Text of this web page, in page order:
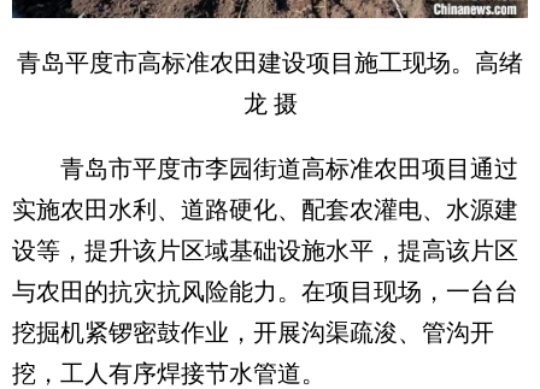
青岛平度市高标准农田建设项目施工现场。高绪
龙 摄
青岛市平度市李园街道高标准农田项目通过
实施农田水利、道路硬化、配套农灌电、水源建
设等，提升该片区域基础设施水平，提高该片区
与农田的抗灾抗风险能力。在项目现场，一台台
挖掘机紧锣密鼓作业，开展沟渠疏浚、管沟开
挖，工人有序焊接节水管道。